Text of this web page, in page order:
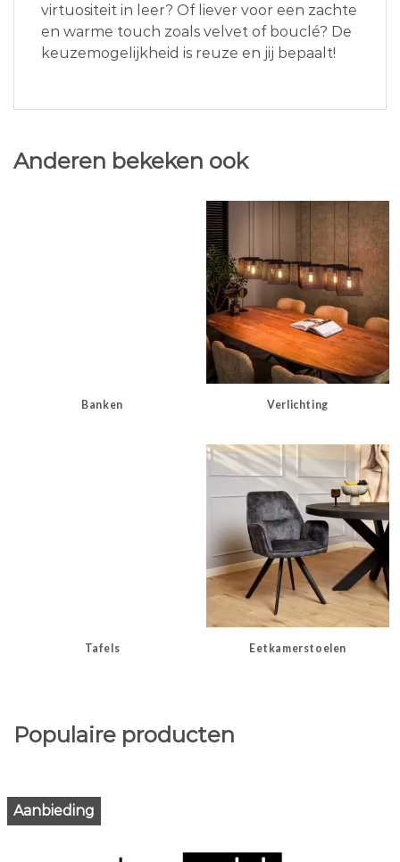
virtuositeit in leer? Of liever voor een zachte
en warme touch zoals velvet of bouclé? De
keuzemogelijkheid is reuze en jij bepaalt!
Anderen bekeken ook
Banken Verlichting
Tafels Eetkamerstoelen
Populaire producten
Aanbieding